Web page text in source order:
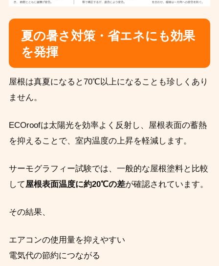
夏の暑さ対策・省エネにも効果
を発揮
屋根は真夏になると70℃以上になることも珍しくあり
ません。
ECOroofは太陽光を効率よく反射し、屋根表面の蓄熱
を抑えることで、室内温度の上昇を軽減します。
サーモグラフィー試験では、一般的な屋根塗料と比較
して屋根表面温度に約20℃の差が確認されています。
その結果、
エアコンの使用量を抑えやすい
電気代の節約につながる